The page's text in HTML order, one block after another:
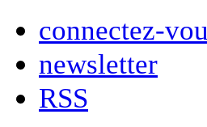
connectez-
newsletter
RSS